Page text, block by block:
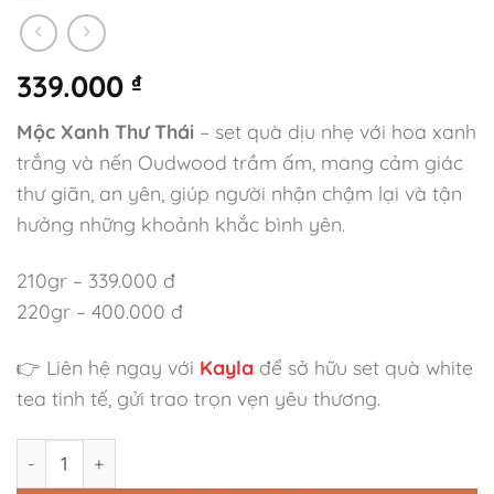
339.000 ₫
Mộc Xanh Thư Thái – set quà dịu nhẹ với hoa xanh
trắng và nến Oudwood trầm ấm, mang cảm giác
thư giãn, an yên, giúp người nhận chậm lại và tận
hưởng những khoảnh khắc bình yên.
210gr – 339.000 đ
220gr – 400.000 đ
👉 Liên hệ ngay với Kayla để sở hữu set quà white
tea tinh tế, gửi trao trọn vẹn yêu thương.
Set Quà Mộc Xanh Thư Thái' số lượng